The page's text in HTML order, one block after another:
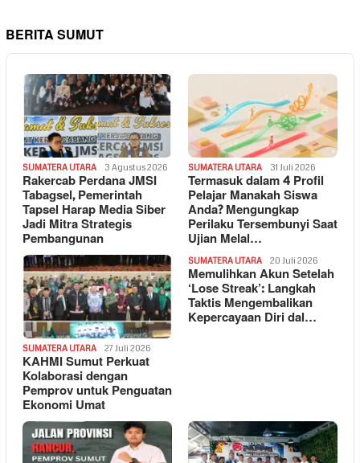
BERITA SUMUT
SUMATERA UTARA 3 Agustus 2026
Rakercab Perdana JMSI
Tabagsel, Pemerintah
Tapsel Harap Media Siber
Jadi Mitra Strategis
Pembangunan
SUMATERA UTARA 31 Juli 2026
Termasuk dalam 4 Profil
Pelajar Manakah Siswa
Anda? Mengungkap
Perilaku Tersembunyi Saat
Ujian Melal…
SUMATERA UTARA 27 Juli 2026
KAHMI Sumut Perkuat
Kolaborasi dengan
Pemprov untuk Penguatan
Ekonomi Umat
SUMATERA UTARA 20 Juli 2026
Memulihkan Akun Setelah
‘Lose Streak’: Langkah
Taktis Mengembalikan
Kepercayaan Diri dal…